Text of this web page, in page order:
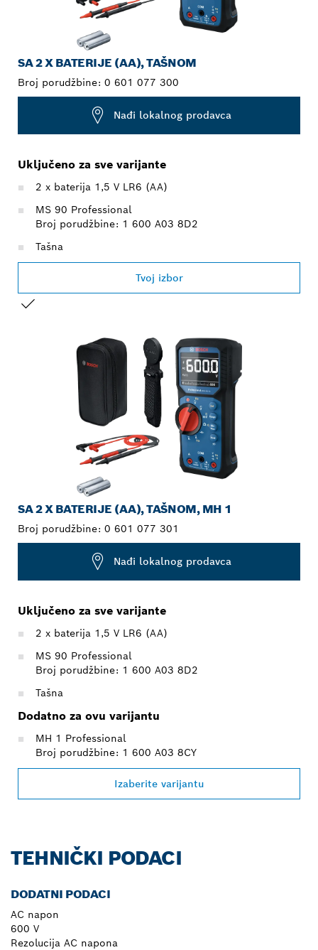
SA 2 X BATERIJE (AA), TAŠNOM
Broj porudžbine: 0 601 077 300
Nađi lokalnog prodavca
Uključeno za sve varijante
2 x baterija 1,5 V LR6 (AA)
MS 90 Professional
Broj porudžbine: 1 600 A03 8D2
Tašna
Tvoj izbor
SA 2 X BATERIJE (AA), TAŠNOM, MH 1
Broj porudžbine: 0 601 077 301
Nađi lokalnog prodavca
Uključeno za sve varijante
2 x baterija 1,5 V LR6 (AA)
MS 90 Professional
Broj porudžbine: 1 600 A03 8D2
Tašna
Dodatno za ovu varijantu
MH 1 Professional
Broj porudžbine: 1 600 A03 8CY
Izaberite varijantu
TEHNIČKI PODACI
DODATNI PODACI
AC napon
600 V
Rezolucija AC napona